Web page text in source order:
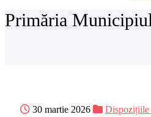
Primăria
30 martie 2026 Dispozițiile